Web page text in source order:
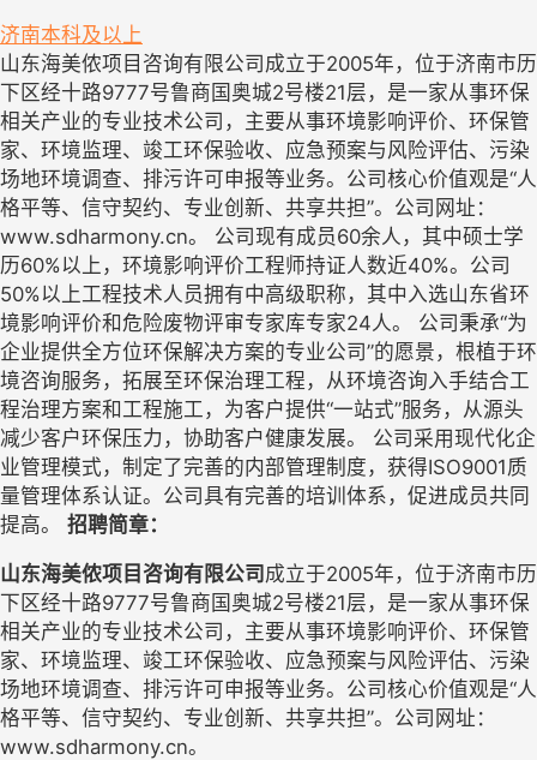
济南本科及以上
山东海美侬项目咨询有限公司成立于2005年，位于济南市历
下区经十路9777号鲁商国奥城2号楼21层，是一家从事环保
相关产业的专业技术公司，主要从事环境影响评价、环保管
家、环境监理、竣工环保验收、应急预案与风险评估、污染
场地环境调查、排污许可申报等业务。公司核心价值观是“人
格平等、信守契约、专业创新、共享共担”。公司网址：
www.sdharmony.cn。 公司现有成员60余人，其中硕士学
历60%以上，环境影响评价工程师持证人数近40%。公司
50%以上工程技术人员拥有中高级职称，其中入选山东省环
境影响评价和危险废物评审专家库专家24人。 公司秉承“为
企业提供全方位环保解决方案的专业公司”的愿景，根植于环
境咨询服务，拓展至环保治理工程，从环境咨询入手结合工
程治理方案和工程施工，为客户提供“一站式”服务，从源头
减少客户环保压力，协助客户健康发展。 公司采用现代化企
业管理模式，制定了完善的内部管理制度，获得ISO9001质
量管理体系认证。公司具有完善的培训体系，促进成员共同
提高。 招聘简章：
山东海美侬项目咨询有限公司 成立于2005年，位于济南市历
下区经十路9777号鲁商国奥城2号楼21层，是一家从事环保
相关产业的专业技术公司，主要从事环境影响评价、环保管
家、环境监理、竣工环保验收、应急预案与风险评估、污染
场地环境调查、排污许可申报等业务。公司核心价值观是“人
格平等、信守契约、专业创新、共享共担”。公司网址：
www.sdharmony.cn。